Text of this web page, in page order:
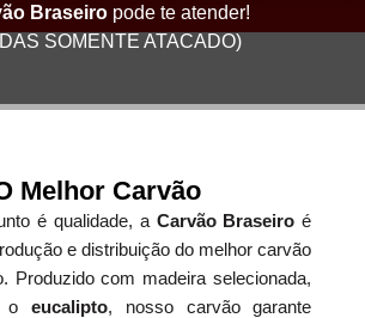
Braseiro pode te atender!
SOMENTE ATACADO)
Melhor Carvão
é qualidade, a Carvão Braseiro é
e distribuição do melhor carvão
Produzido com madeira selecionada,
oeucalipto, nosso carvão garante